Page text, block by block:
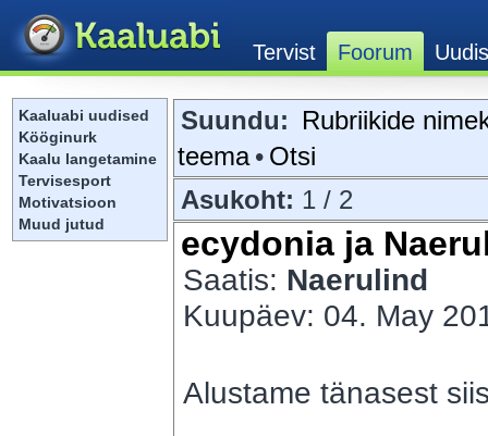
Kaaluabi uudised
Kööginurk
Kaalu langetamine
Tervisesport
Motivatsioon
Muud jutud
Suundu: Rubriikide
teema • Otsi
Asukoht: 1 / 2
ecydonia ja
Saatis: Naerulind
Kuupäev: 04. May
Alustame tänasest